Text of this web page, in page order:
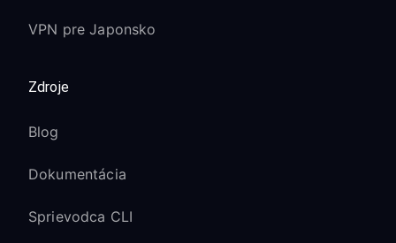
VPN pre Japonsko
Zdroje
Blog
Dokumentácia
Sprievodca CLI